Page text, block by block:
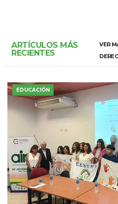
ARTÍCULOS MÁS
RECIENTES
VER
EDUCACIÓN